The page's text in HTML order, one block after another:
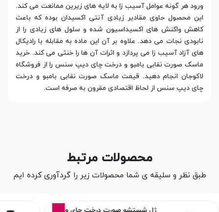
ورود هر گونه عوامل آسیب زا به لایه های زیرین ممانعت می کند.
این محصول حاوی مقادیر زیادی آنتی اکسیدان بوده که باعث
کاهش واکنش های اکسیداسیون شده و سلول های زیادی را از
نابودی نجات می دهد. علاوه بر آن این ماده به مقابله با رادیکال
های آزاد آسیب زا می پردازد و اثرات آن ها را خنثی می کند. خرید
ماسک صورت نقابی بامبو و درخت چای دیپ سنس را از فروشگاه
لاکوجان انجام دهید. قیمت ماسک صورت نقابی بامبو و درخت
چای دیپ سنس از لحاظ اقتصادی مقرون به صرفه است.
محصولات مرتبط
طبق نظر و سلیقه ی شما محصولات زیر را گردآوری کرده ایم